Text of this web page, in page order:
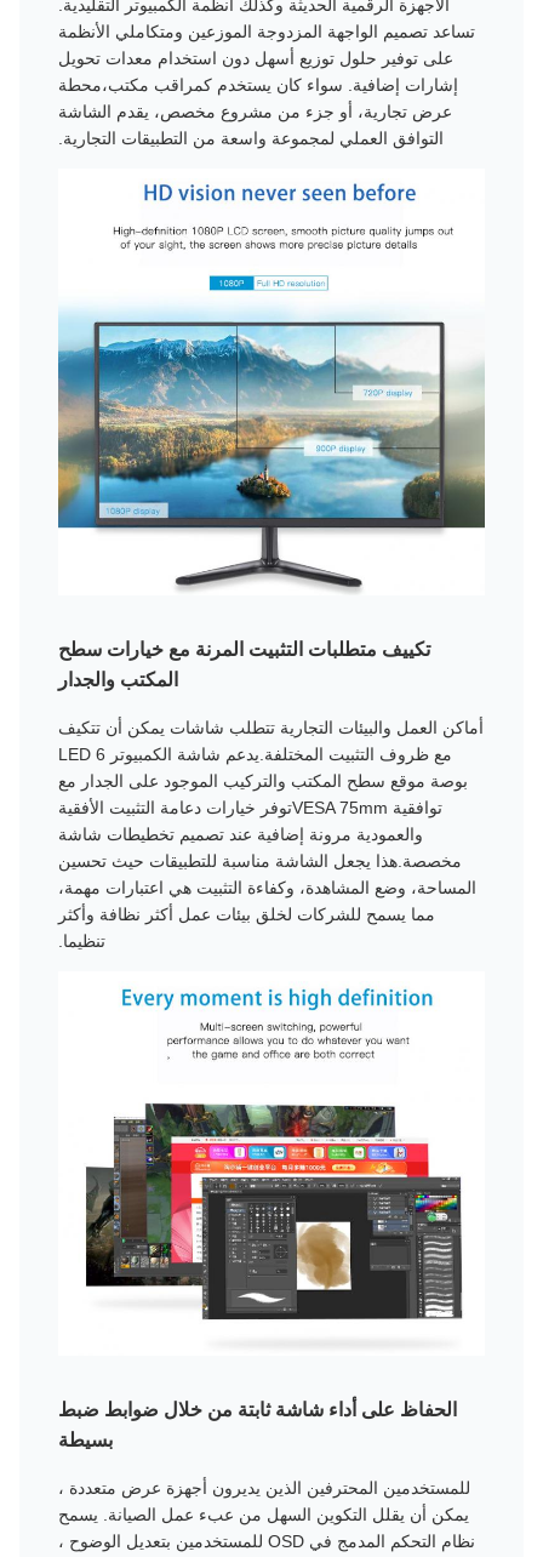
الأجهزة الرقمية الحديثة وكذلك أنظمة الكمبيوتر التقليدية.
تساعد تصميم الواجهة المزدوجة الموزعين ومتكاملي الأنظمة
على توفير حلول توزيع أسهل دون استخدام معدات تحويل
إشارات إضافية. سواء كان يستخدم كمراقب مكتب،محطة
عرض تجارية، أو جزء من مشروع مخصص، يقدم الشاشة
التوافق العملي لمجموعة واسعة من التطبيقات التجارية.
تكييف متطلبات التثبيت المرنة مع خيارات سطح
المكتب والجدار
أماكن العمل والبيئات التجارية تتطلب شاشات يمكن أن تتكيف
مع ظروف التثبيت المختلفة.يدعم شاشة الكمبيوتر LED 6
بوصة موقع سطح المكتب والتركيب الموجود على الجدار مع
توافقية VESA 75mmتوفر خيارات دعامة التثبيت الأفقية
والعمودية مرونة إضافية عند تصميم تخطيطات شاشة
مخصصة.هذا يجعل الشاشة مناسبة للتطبيقات حيث تحسين
المساحة، وضع المشاهدة، وكفاءة التثبيت هي اعتبارات مهمة،
مما يسمح للشركات لخلق بيئات عمل أكثر نظافة وأكثر
تنظيما.
الحفاظ على أداء شاشة ثابتة من خلال ضوابط ضبط
بسيطة
للمستخدمين المحترفين الذين يديرون أجهزة عرض متعددة ،
يمكن أن يقلل التكوين السهل من عبء عمل الصيانة. يسمح
نظام التحكم المدمج في OSD للمستخدمين بتعديل الوضوح ،